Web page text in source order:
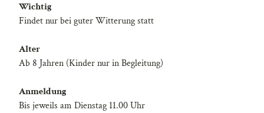
Wichtig
Findet nur bei guter Witterung statt
Alter
Ab 8 Jahren (Kinder nur in Begleitung)
Anmeldung
Bis jeweils am Dienstag 11.00 Uhr